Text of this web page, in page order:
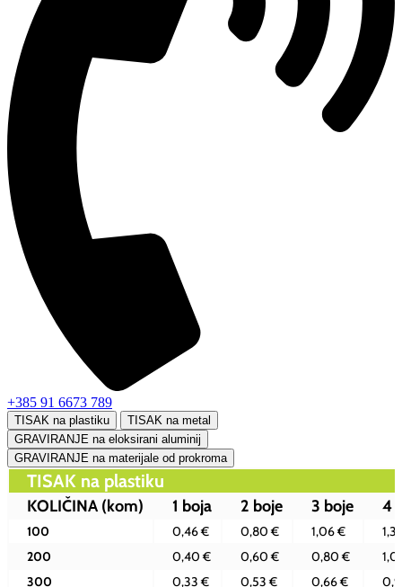
+385 91 6673 789
TISAK na plastiku
TISAK na metal
GRAVIRANJE na eloksirani aluminij
GRAVIRANJE na materijale od prokroma
TISAK na plastiku
KOLIČINA (kom) 1 boja 2 boje 3 boje 4
100 0,46 € 0,80 € 1,06 €
200
0,40 € 0,60 € 0,80 €
300
0,33 € 0,53 € 0,66 €